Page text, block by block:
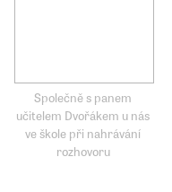
Společně s panem
učitelem Dvořákem u nás
ve škole při nahrávání
rozhovoru